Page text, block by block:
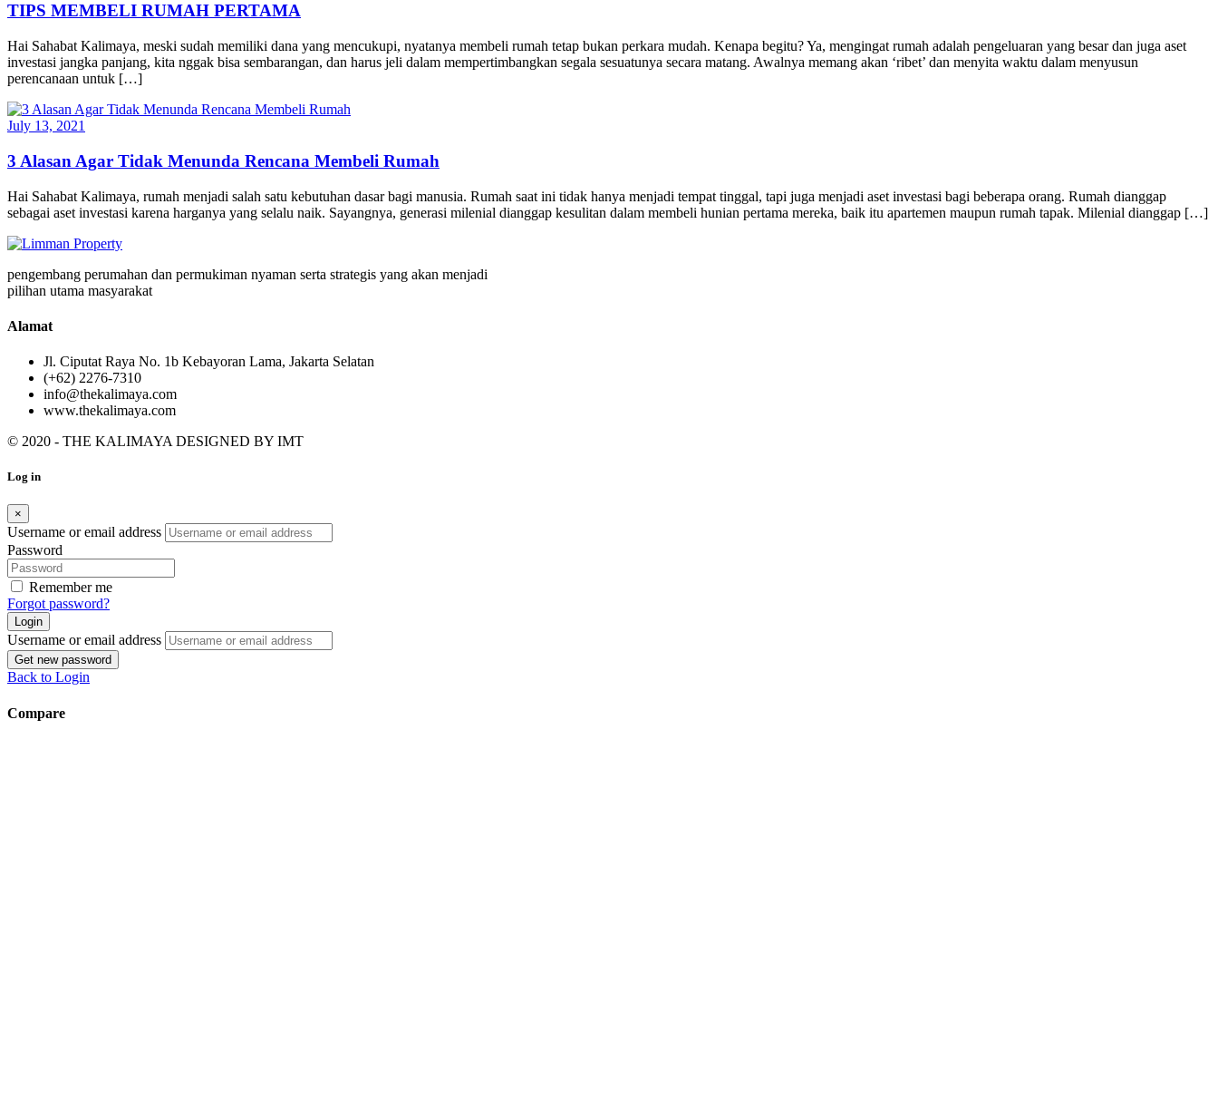
TIPS MEMBELI RUMAH PERTAMA
Hai Sahabat Kalimaya, meski sudah memiliki dana yang mencukupi, nyatanya membeli rumah tetap bukan perkara mudah. Kenapa begitu? Ya, mengingat rumah adalah pengeluaran yang besar dan juga aset
investasi jangka panjang, kita nggak bisa sembarangan, dan harus jeli dalam mempertimbangkan segala sesuatunya secara matang. Awalnya memang akan ‘ribet’ dan menyita waktu dalam menyusun
perencanaan untuk […]
July 13, 2021
3 Alasan Agar Tidak Menunda Rencana Membeli Rumah
Hai Sahabat Kalimaya, rumah menjadi salah satu kebutuhan dasar bagi manusia. Rumah saat ini tidak hanya menjadi tempat tinggal, tapi juga menjadi aset investasi bagi beberapa orang. Rumah dianggap
sebagai aset investasi karena harganya yang selalu naik. Sayangnya, generasi milenial dianggap kesulitan dalam membeli hunian pertama mereka, baik itu apartemen maupun rumah tapak. Milenial dianggap […]
pengembang perumahan dan permukiman nyaman serta strategis yang akan menjadi
pilihan utama masyarakat
Alamat
Jl. Ciputat Raya No. 1b Kebayoran Lama, Jakarta Selatan
(+62) 2276-7310
info@thekalimaya.com
www.thekalimaya.com
© 2020 - THE KALIMAYA DESIGNED BY IMT
Log in
×
Username or email address
Password
Remember me
Forgot password?
Login
Username or email address
Get new password
Back to Login
Compare